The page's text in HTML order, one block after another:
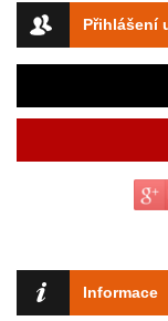
Přihlášení
Informace